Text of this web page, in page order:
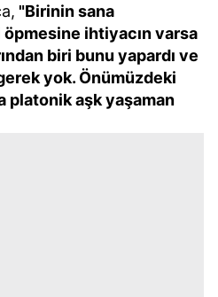
"Birinin sana
öpmesine ihtiyacın varsa
biri bunu yapardı ve
yok. Önümüzdeki
platonik aşk yaşaman